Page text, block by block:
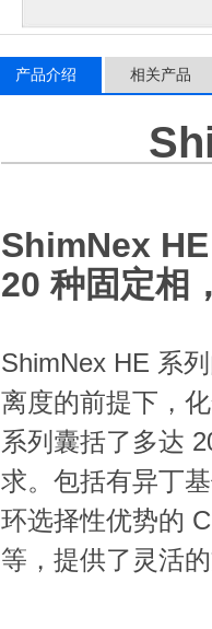
产品介绍 相关产品
ShimNex
20 种固定相
ShimNex HE 系
离度的前提下，
系列囊括了多达
求。包括有异丁
环选择性优势的
等，提供了灵活